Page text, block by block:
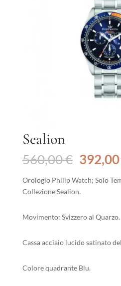
Sealion
560,00€ Il
prezzo
era:
392,00
Orologio Philip Watch; Solo
Collezione Sealion.
Movimento: Svizzero al Quarzo.
Cassa acciaio lucido satinato
Colore quadrante Blu.